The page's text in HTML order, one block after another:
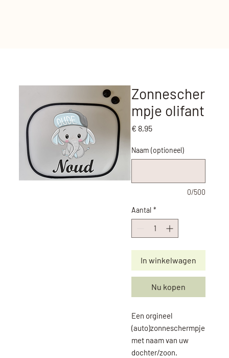
Zonnescher
mpje olifant
€ 8,95Prijs
Naam (optioneel)
0/500
Aantal *
In winkelwagen
Nu kopen
Een orgineel
(auto)zonneschermpje
met naam van uw
dochter/zoon.